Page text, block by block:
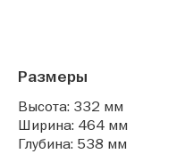
Размеры
Высота: 332 мм
Ширина: 464 мм
Глубина: 538 мм